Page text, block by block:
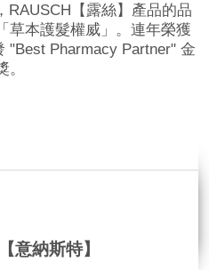
RAUSCH【露絲】產品的品
草本護髮權威」。連年榮獲
"Best Pharmacy Partner" 金
。
意納斯特】